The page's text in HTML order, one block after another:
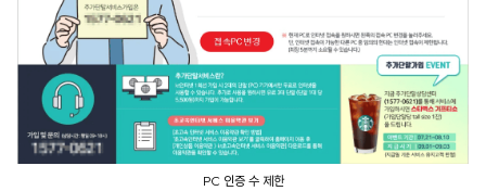
PC 인증 수 제한